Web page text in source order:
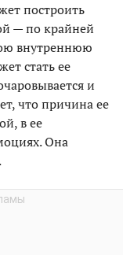
построить
— по крайней
внутреннюю
стать ее
и
что причина ее
в ее
Она